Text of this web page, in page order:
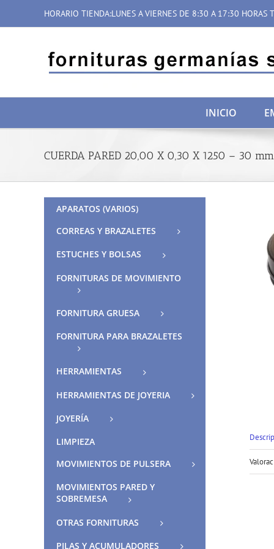
contenido
HORARIO TIENDA:LUNES A VIERNES DE 8:30 A 17:30
INICIO
CUERDA PARED 20,00 X 0,30 X 1250 – 30 mm
APARATOS (VARIOS)
CORREAS Y BRAZALETES
ESTUCHES Y BOLSAS
FORNITURAS DE MOVIMIENTO
FORNITURA GRUESA
FORNITURA PARA BRAZALETES
HERRAMIENTAS
HERRAMIENTAS DE JOYERIA
JOYERÍA
LIMPIEZA
MOVIMIENTOS DE PULSERA
MOVIMIENTOS PARED Y
SOBREMESA
OTRAS FORNITURAS
PILAS Y ACUMULADORES